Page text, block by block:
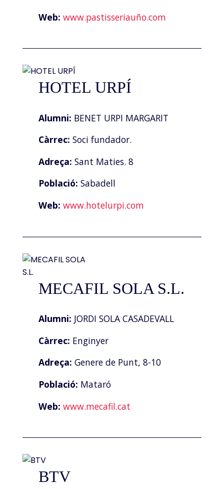
Web: www.pastisseriauño.com
HOTEL URPÍ
Alumni: BENET URPI MARGARIT
Càrrec: Soci fundador.
Adreça: Sant Maties. 8
Població: Sabadell
Web: www.hotelurpi.com
MECAFIL SOLA S.L.
Alumni: JORDI SOLA CASADEVALL
Càrrec: Enginyer
Adreça: Genere de Punt, 8-10
Població: Mataró
Web: www.mecafil.cat
BTV